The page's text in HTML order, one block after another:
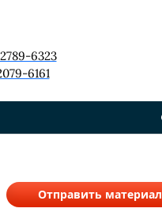
6323
6161
Отправить материал